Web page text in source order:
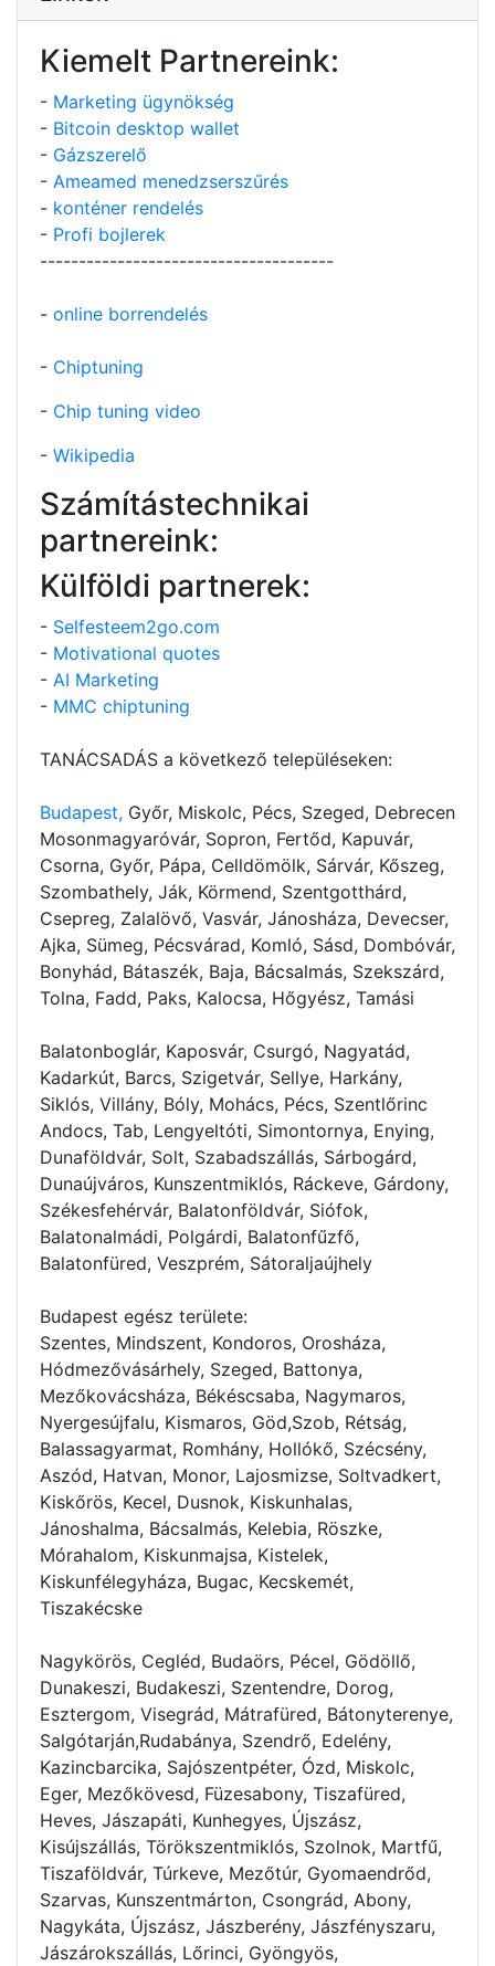
Kiemelt Partnereink:
- Marketing ügynökség
- Bitcoin desktop wallet
- Gázszerelő
- Ameamed menedzserszűrés
- konténer rendelés
- Profi bojlerek
--------------------------------------
- online borrendelés
- Chiptuning
- Chip tuning video
- Wikipedia
Számítástechnikai
partnereink:
Külföldi partnerek:
- Selfesteem2go.com
- Motivational quotes
- AI Marketing
- MMC chiptuning
TANÁCSADÁS a következő településeken:
Budapest, Győr, Miskolc, Pécs, Szeged, Debrecen
Mosonmagyaróvár, Sopron, Fertőd, Kapuvár,
Csorna, Győr, Pápa, Celldömölk, Sárvár, Kőszeg,
Szombathely, Ják, Körmend, Szentgotthárd,
Csepreg, Zalalövő, Vasvár, Jánosháza, Devecser,
Ajka, Sümeg, Pécsvárad, Komló, Sásd, Dombóvár,
Bonyhád, Bátaszék, Baja, Bácsalmás, Szekszárd,
Tolna, Fadd, Paks, Kalocsa, Hőgyész, Tamási
Balatonboglár, Kaposvár, Csurgó, Nagyatád,
Kadarkút, Barcs, Szigetvár, Sellye, Harkány,
Siklós, Villány, Bóly, Mohács, Pécs, Szentlőrinc
Andocs, Tab, Lengyeltóti, Simontornya, Enying,
Dunaföldvár, Solt, Szabadszállás, Sárbogárd,
Dunaújváros, Kunszentmiklós, Ráckeve, Gárdony,
Székesfehérvár, Balatonföldvár, Siófok,
Balatonalmádi, Polgárdi, Balatonfűzfő,
Balatonfüred, Veszprém, Sátoraljaújhely
Budapest egész területe:
Szentes, Mindszent, Kondoros, Orosháza,
Hódmezővásárhely, Szeged, Battonya,
Mezőkovácsháza, Békéscsaba, Nagymaros,
Nyergesújfalu, Kismaros, Göd,Szob, Rétság,
Balassagyarmat, Romhány, Hollókő, Szécsény,
Aszód, Hatvan, Monor, Lajosmizse, Soltvadkert,
Kiskőrös, Kecel, Dusnok, Kiskunhalas,
Jánoshalma, Bácsalmás, Kelebia, Röszke,
Mórahalom, Kiskunmajsa, Kistelek,
Kiskunfélegyháza, Bugac, Kecskemét,
Tiszakécske
Nagykörös, Cegléd, Budaörs, Pécel, Gödöllő,
Dunakeszi, Budakeszi, Szentendre, Dorog,
Esztergom, Visegrád, Mátrafüred, Bátonyterenye,
Salgótarján,Rudabánya, Szendrő, Edelény,
Kazincbarcika, Sajószentpéter, Ózd, Miskolc,
Eger, Mezőkövesd, Füzesabony, Tiszafüred,
Heves, Jászapáti, Kunhegyes, Újszász,
Kisújszállás, Törökszentmiklós, Szolnok, Martfű,
Tiszaföldvár, Túrkeve, Mezőtúr, Gyomaendrőd,
Szarvas, Kunszentmárton, Csongrád, Abony,
Nagykáta, Újszász, Jászberény, Jászfényszaru,
Jászárokszállás, Lőrinci, Gyöngyös,